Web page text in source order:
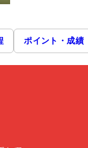
ポイント・成績